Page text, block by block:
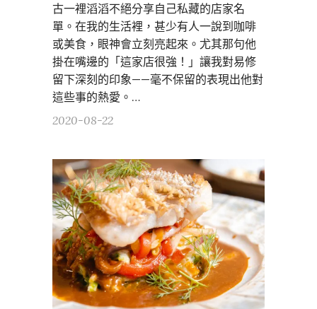
古一裡滔滔不絕分享自己私藏的店家名
單。在我的生活裡，甚少有人一說到咖啡
或美食，眼神會立刻亮起來。尤其那句他
掛在嘴邊的「這家店很強！」讓我對易修
留下深刻的印象——毫不保留的表現出他對
這些事的熱愛。…
2020-08-22